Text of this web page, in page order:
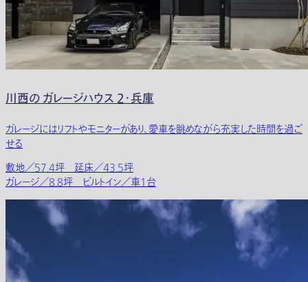
川西の ガレージハウス 2・兵庫
ガレージにはリフトやモニターがあり、愛車を眺めながら充実した時間を過ご
せる
敷地／57.4坪 延床／43.5坪
ガレージ／8.8坪 ビルトイン／車1台